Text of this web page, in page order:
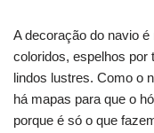
A decoração do navio
coloridos, espelhos por
lindos lustres. Como o
há mapas para que o
porque é só o que